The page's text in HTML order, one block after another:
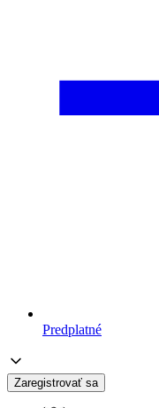
Predplatné
Zaregistrovať sa